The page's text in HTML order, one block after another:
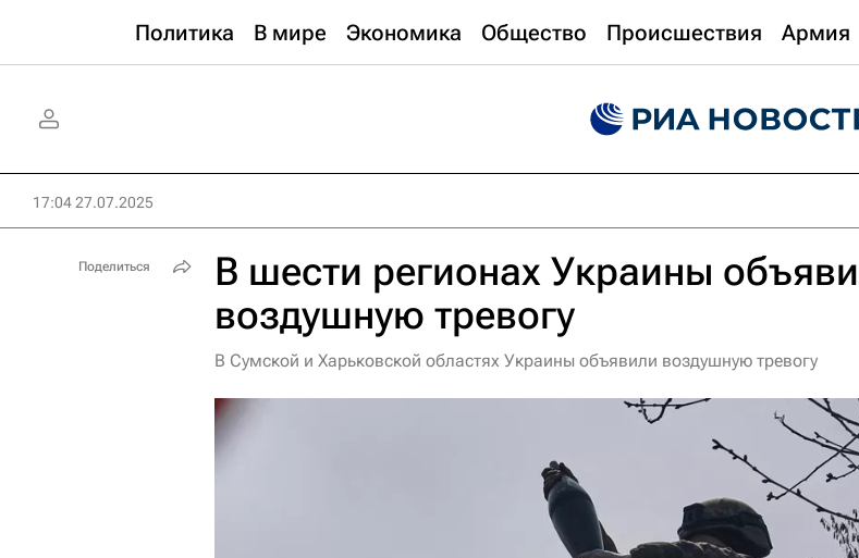
Политика В мире Экономика Общество Происшествия Армия
17:04 27.07.2025
В шести регионах Украины
воздушную тревогу
В Сумской и Харьковской областях Украины объявили воздушную тревогу
Поделиться